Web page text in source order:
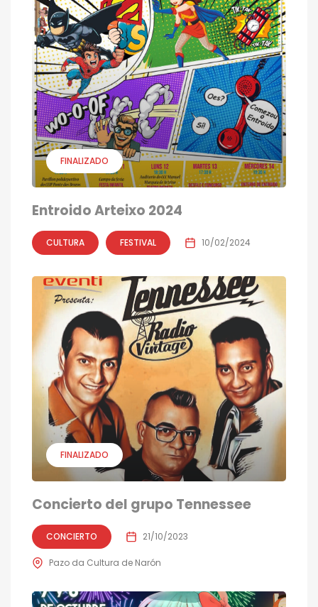
FINALIZADO
Entroido Arteixo 2024
CULTURA FESTIVAL 10/02/2024
FINALIZADO
Concierto del grupo Tennessee
CONCIERTO 21/10/2023
Pazo da Cultura de Narón